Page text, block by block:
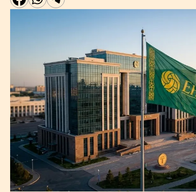
Рынки
Геополитика
Исследования
Люди